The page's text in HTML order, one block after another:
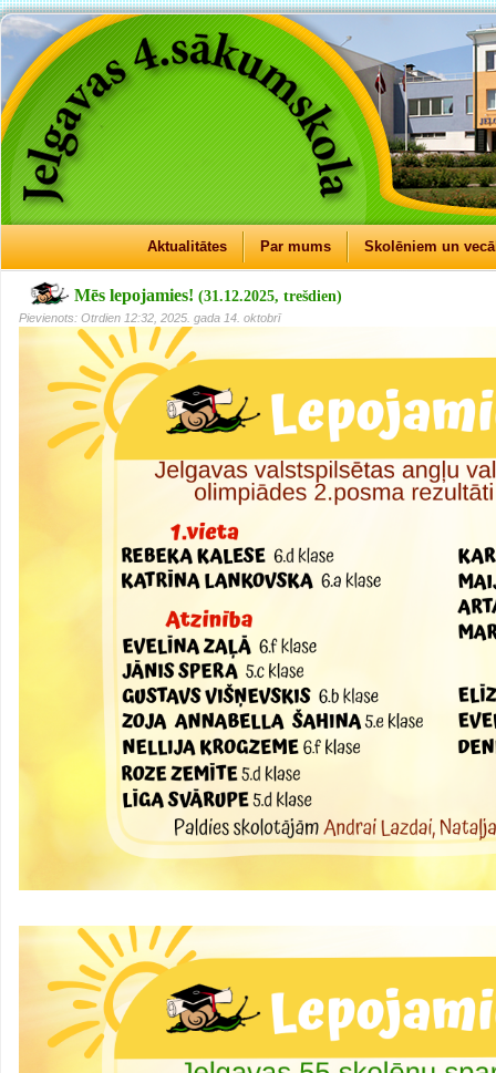
Aktualitātes Par mums Skolēniem un
Mēs lepojamies! (31.12.2025, trešdien)
Pievienots: Otrdien 12:32, 2025. gada 14. oktobrī